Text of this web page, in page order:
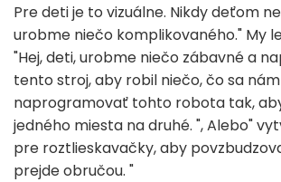
Pre deti je to vizuálne. Nikdy deťom
urobme niečo komplikovaného." My
"Hej, deti, urobme niečo zábavné a
tento stroj, aby robil niečo, čo sa
naprogramovať tohto robota tak,
jedného miesta na druhé. ", Alebo"
pre roztlieskavačky, aby
prejde obručou. "